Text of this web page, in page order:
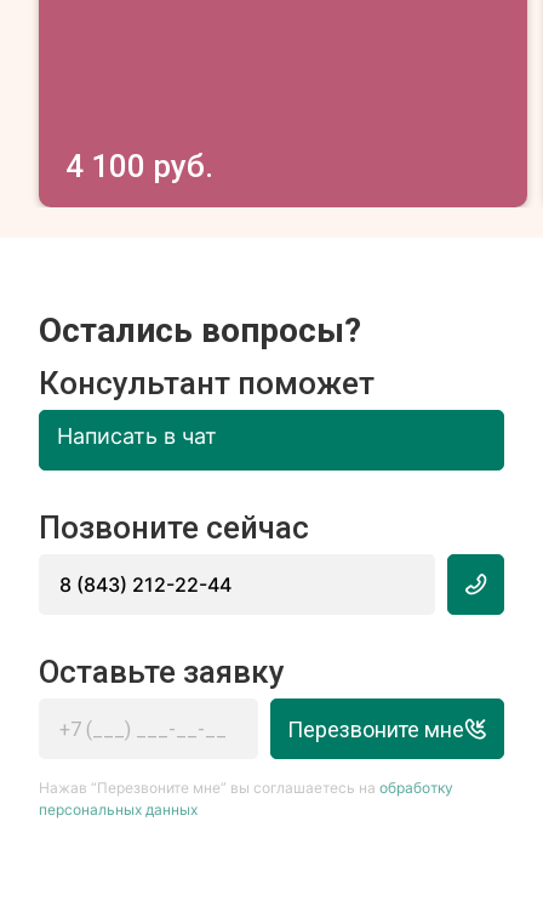
4 100 руб.
Остались вопросы?
Консультант поможет
Написать в чат
Позвоните сейчас
8 (843) 212-22-44
Оставьте заявку
Перезвоните мне
Нажав “Перезвоните мне” вы соглашаетесь наобработку
персональных данных